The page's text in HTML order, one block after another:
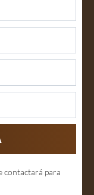
contactará para